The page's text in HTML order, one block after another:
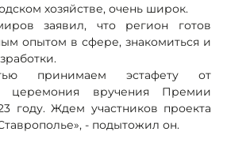
хозяйстве, очень широк.
заявил, что регион готов
опытом в сфере, знакомиться и
принимаем эстафету от
церемония вручения Премии
году. Ждем участников проекта
- подытожил он.